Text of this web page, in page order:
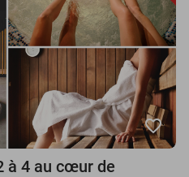
favorite_border
à 4 au cœur de